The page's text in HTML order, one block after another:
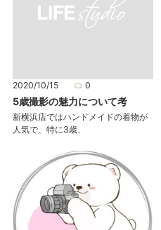
2020/10/15 0
5歳撮影の魅力について考
新横浜店ではハンドメイドの着物が
人気で、特に3歳、